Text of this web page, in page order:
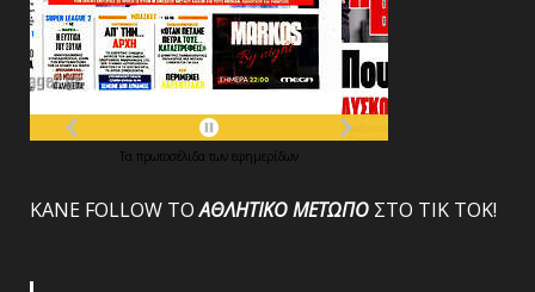
Τα πρωτοσέλιδα των εφημερίδων
ΚΑΝΕ FOLLOW ΤΟΑΘΛΗΤΙΚΟΜΕΤΩΠΟ ΣΤΟ ΤΙΚ ΤΟΚ!